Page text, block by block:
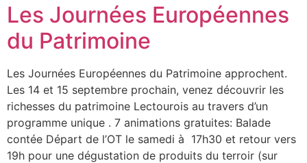
Les Journées Européennes
du Patrimoine
Les Journées Européennes du Patrimoine approchent.
Les 14 et 15 septembre prochain, venez découvrir les
richesses du patrimoine Lectourois au travers d’un
programme unique . 7 animations gratuites: Balade
contée Départ de l’OT le samedi à 17h30 et retour vers
19h pour une dégustation de produits du terroir (sur